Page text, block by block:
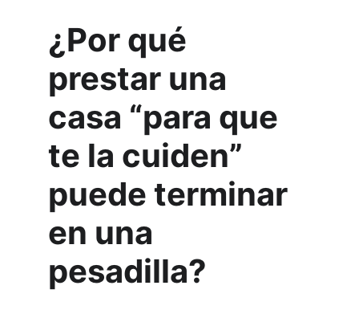
¿Por qué
prestar una
casa “para que
te la cuiden”
puede terminar
en una
pesadilla?